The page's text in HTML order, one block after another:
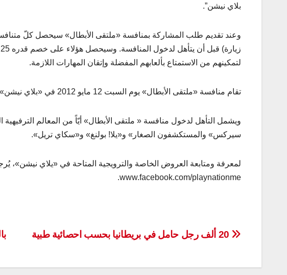
بلاي نيشن”.
وعند تقديم طلب المشاركة بمنافسة «ملتقى الأبطال» سيحصل كلّ
لتمكينهم من الاستمتاع بألعابهم المفضلة وإتقان المهارات اللازمة.
تقام منافسة «ملتقى الأبطال» يوم السبت 12 مايو 2012 في «بلاي نيشن» في «مردف سيتي سنتر» (المدخل الجنوبي).
ويشمل التأهل لدخول منافسة « ملتقى الأبطال» أيّاً من المعالم
سيركس» والمستكشفون الصغار» و«يلا! بولنغ» و«سكاي تريل».
لمعرفة ومتابعة العروض الخاصة والترويجية المتاحة في «يلاي نيشن»،
www.facebook.com/playnationme.
تصفّح